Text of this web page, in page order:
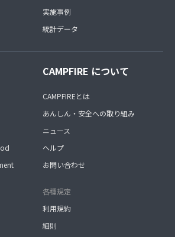
実施事例
統計データ
CAMPFIRE について
CAMPFIREとは
あんしん・安全への取り組み
ニュース
ヘルプ
お問い合わせ
各種規定
利用規約
細則